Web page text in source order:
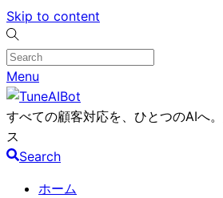
Skip to content
Menu
すべての顧客対応を、ひとつのAIへ
ス
Search
ホーム